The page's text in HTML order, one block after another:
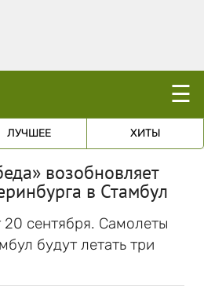
☰
ЛУЧШЕЕ ХИТЫ
возобновляет
в Стамбул
сентября. Самолеты
будут летать три